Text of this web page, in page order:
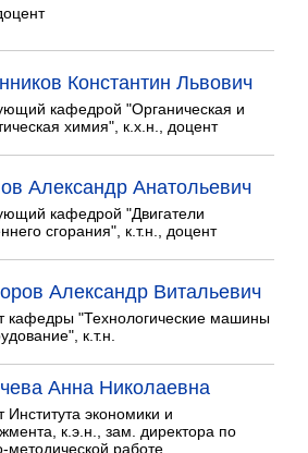
Константин Львович
кафедрой "Органическая и
химия", к.х.н., доцент
Александр Анатольевич
кафедрой "Двигатели
сгорания", к.т.н., доцент
Александр Витальевич
кафедры "Технологические машины
к.т.н.
Анна Николаевна
Института экономики и
к.э.н., зам. директора по
методической работе